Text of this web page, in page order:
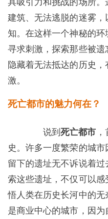
建筑、无法逃脱的迷雾
知。在这样一个神秘的
寻求刺激，探索那些被
隐藏着无法抵达的历史
激。
死亡都市的魅力何在？
说到 死亡都市
史。许多一度繁荣的城市
留下的遗址无不诉说着
索这些遗址，不仅可以
悟人类在历史长河中的
是商业中心的城市，因